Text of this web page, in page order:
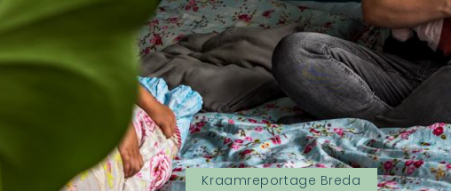
Kraamreportage Breda